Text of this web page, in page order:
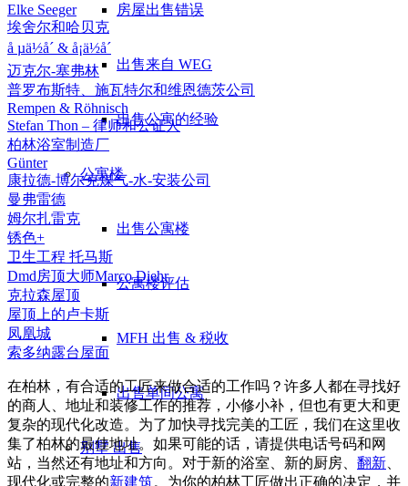
房屋出售错误
出售来自 WEG
出售公寓的经验
公寓楼
出售公寓楼
公寓楼评估
MFH 出售 & 税收
出售单间公寓
别墅出售
Elke Seeger
埃舍尔和哈贝克
å µä½å´ & å¡ä½å´
迈克尔-塞弗林
普罗布斯特、施瓦特尔和维恩德茨公司
Rempen & Röhnisch
Stefan Thon – 律师和公证人
柏林浴室制造厂
Günter
康拉德-博尔克煤气-水-安装公司
曼弗雷德
姆尔扎雷克
锈色+
卫生工程 托马斯
Dmd房顶大师Marco Diehr
克拉森屋顶
屋顶上的卢卡斯
凤凰城
索多纳露台屋面
在柏林，有合适的工匠来做合适的工作吗？许多人都在寻找好
的商人、地址和装修工作的推荐，小修小补，但也有更大和更
复杂的现代化改造。为了加快寻找完美的工匠，我们在这里收
集了柏林的最佳地址。如果可能的话，请提供电话号码和网
站，当然还有地址和方向。对于新的浴室、新的厨房、 翻新
现代化或完整的新建筑。为你的柏林工匠做出正确的决定，并